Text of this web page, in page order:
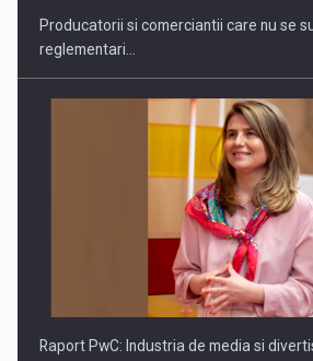
Producatorii si comerciantii care nu se
reglementari…
Raport PwC: Industria de media si